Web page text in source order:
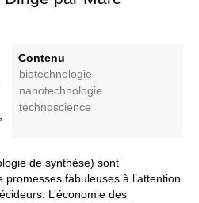
Contenu
biotechnologie
nanotechnologie
technoscience
de synthèse) sont
promesses fabuleuses à l’attention
L’économie des